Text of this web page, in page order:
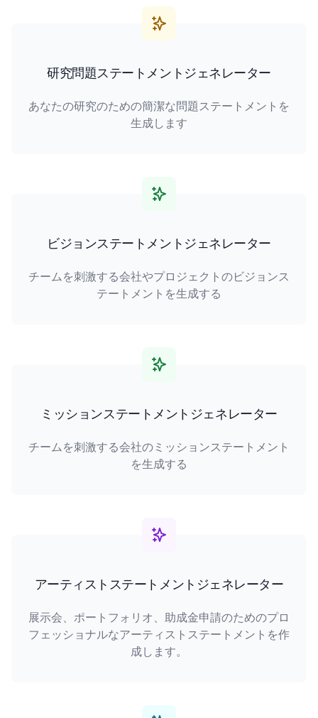
研究問題ステートメントジェネレーター
あなたの研究のための簡潔な問題ステートメントを
生成します
ビジョンステートメントジェネレーター
チームを刺激する会社やプロジェクトのビジョンス
テートメントを生成する
ミッションステートメントジェネレーター
チームを刺激する会社のミッションステートメント
を生成する
アーティストステートメントジェネレーター
展示会、ポートフォリオ、助成金申請のためのプロ
フェッショナルなアーティストステートメントを作
成します。